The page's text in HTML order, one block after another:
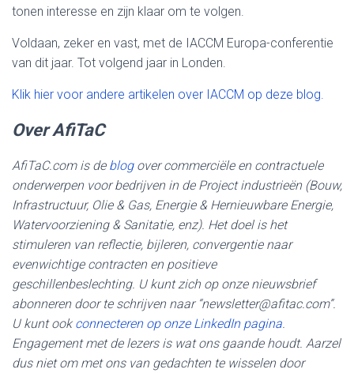
tonen interesse en zijn klaar om te volgen.
Voldaan, zeker en vast, met de IACCM Europa-conferentie
van dit jaar. Tot volgend jaar in Londen.
Klik hier voor andere artikelen over IACCM op deze blog.
Over AfiTaC
AfiTaC.com is de blog over commerciële en contractuele
onderwerpen voor bedrijven in de Project industrieën (Bouw,
Infrastructuur, Olie & Gas, Energie & Hernieuwbare Energie,
Watervoorziening & Sanitatie, enz). Het doel is het
stimuleren van reflectie, bijleren, convergentie naar
evenwichtige contracten en positieve
geschillenbeslechting. U kunt zich op onze nieuwsbrief
abonneren door te schrijven naar “newsletter@afitac.com”.
U kunt ookconnecteren op onze LinkedIn pagina.
Engagement met de lezers is wat ons gaande houdt. Aarzel
dus niet om met ons van gedachten te wisselen door